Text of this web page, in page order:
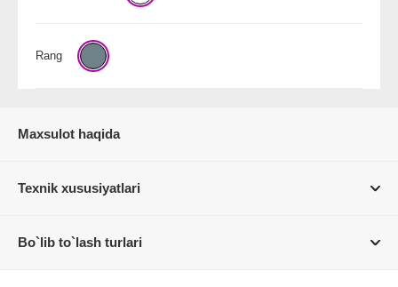
Rang
Maxsulot haqida
Texnik xususiyatlari
Bo`lib to`lash turlari